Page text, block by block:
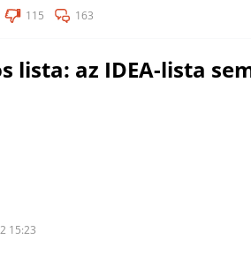
115 163
lista: az IDEA-lista
15:23